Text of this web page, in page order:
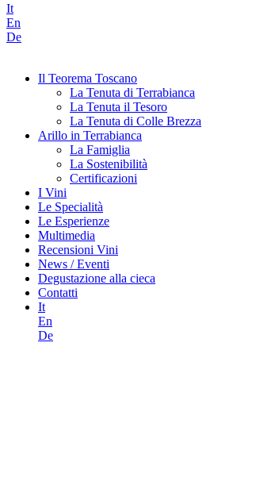
It
En
De
Il Teorema Toscano
La Tenuta di Terrabianca
La Tenuta il Tesoro
La Tenuta di Colle Brezza
Arillo in Terrabianca
La Famiglia
La Sostenibilità
Certificazioni
I Vini
Le Specialità
Le Esperienze
Multimedia
Recensioni Vini
News / Eventi
Degustazione alla cieca
Contatti
It
En
De